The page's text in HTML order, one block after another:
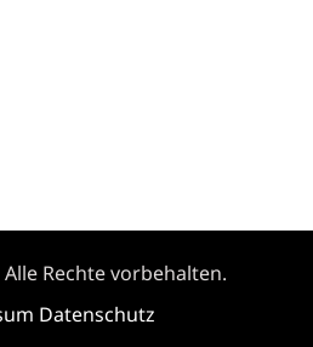
Rechte vorbehalten.
Datenschutz